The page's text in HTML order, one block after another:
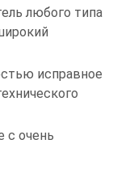
любого типа
исправное
с очень